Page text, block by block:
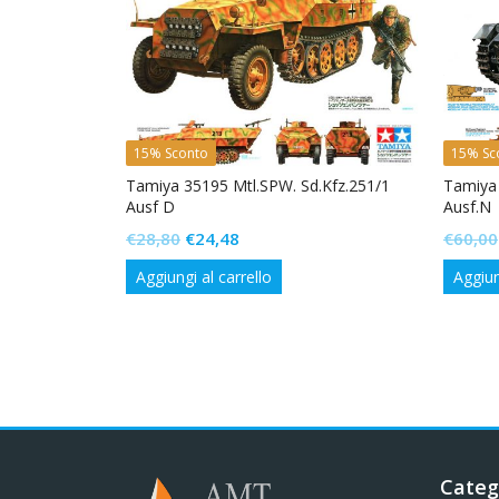
15% Sconto
Tamiya 35195 Mtl.SPW. Sd.Kfz.251/1
Ausf D
€28,80 Il
prezzo
originale
€24,48
prezzo
attuale
Aggiungi al carrello
15%
Ausf.N
€60,00